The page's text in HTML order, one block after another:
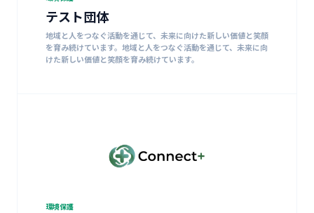
テスト団体
地域と人をつなぐ活動を通じて、未来に向けた新しい価値と笑顔
を育み続けています。地域と人をつなぐ活動を通じて、未来に向
けた新しい価値と笑顔を育み続けています。
環境保護